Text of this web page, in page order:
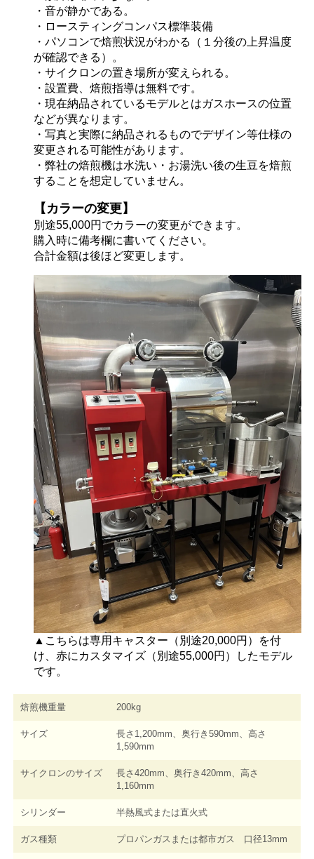
・音が静かである。
・ロースティングコンパス標準装備
・パソコンで焙煎状況がわかる（１分後の上昇温度
が確認できる）。
・サイクロンの置き場所が変えられる。
・設置費、焙煎指導は無料です。
・現在納品されているモデルとはガスホースの位置
などが異なります。
・写真と実際に納品されるものでデザイン等仕様の
変更される可能性があります。
・弊社の焙煎機は水洗い・お湯洗い後の生豆を焙煎
することを想定していません。
【カラーの変更】
別途55,000円でカラーの変更ができます。
購入時に備考欄に書いてください。
合計金額は後ほど変更します。
▲こちらは専用キャスター（別途20,000円）を付
け、赤にカスタマイズ（別途55,000円）したモデル
です。
焙煎機重量 200kg
サイズ
長さ1,200mm、奥行き590mm、高さ
1,590mm
サイクロンのサイズ
長さ420mm、奥行き420mm、高さ
1,160mm
シリンダー 半熱風式または直火式
ガス種類 プロパンガスまたは都市ガス 口径13mm